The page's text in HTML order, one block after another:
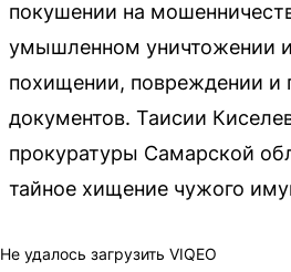
покушении на
умышленном уничтожении
похищении, повреждении и
документов. Таисии
прокуратуры Самарской
тайное хищение чужого
Не удалось загрузить VIQEO